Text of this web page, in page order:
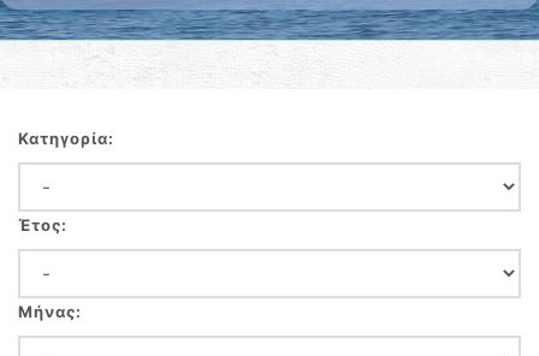
Κατηγορία:
Έτος:
Μήνας: